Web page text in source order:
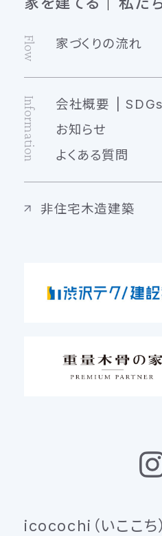
Flow 家づくりの流れ
Information 会社概要 SDGs
お知らせ
よくある質問
非住宅木造建築
icocochi（いここち）